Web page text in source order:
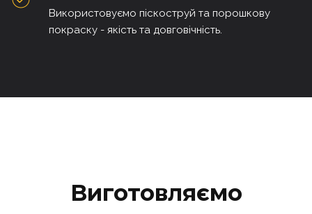
Використовуємо піскоструй та порошкову
покраску - якість та довговічність.
Виготовляємо